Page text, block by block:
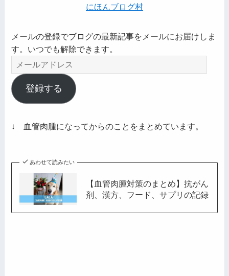
にほんブログ村
メールの登録でブログの最新記事をメールにお届けしま
す。いつでも解除できます。
ー
ル
ア
レ
登録する
↓ 血管肉腫になってからのことをまとめています。
あわせて読みたい
【血管肉腫対策のまとめ】抗がん
剤、漢方、フード、サプリの記録